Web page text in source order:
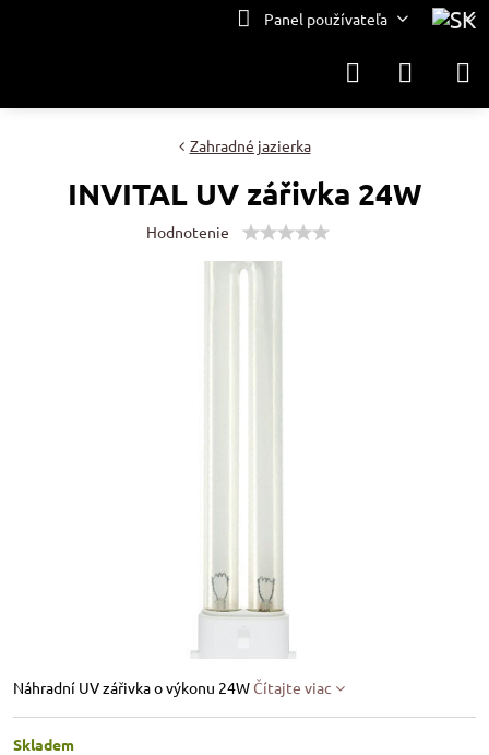
Panel používateľa
Zahradné jazierka
INVITAL UV zářivka 24W
Hodnotenie
Náhradní UV zářivka o výkonu 24WČítajte viac
Skladem